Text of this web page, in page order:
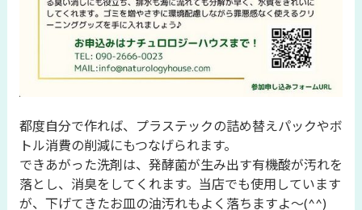
都度自分で作れば、プラステックの詰め替えパックやボ
トル消費の削減にもつなげられます。
できあがった洗剤は、発酵菌が生み出す有機酸が汚れを
落とし、消臭をしてくれます。当店でも使用しています
が、下げてきたお皿の油汚れもよく落ちますよ〜(^^)